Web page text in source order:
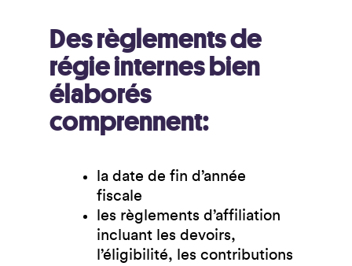
Des règlements de
régie internes bien
élaborés
comprennent:
la date de fin d’année
fiscale
les règlements d’affiliation
incluant les devoirs,
l’éligibilité, les contributions